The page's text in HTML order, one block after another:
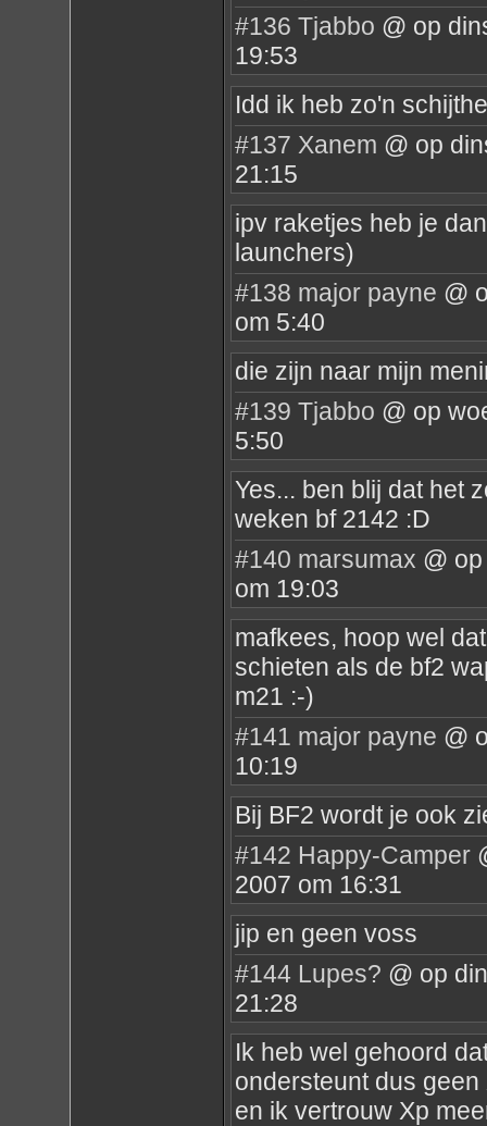
#136 Tjabbo @ op
19:53
Idd ik heb zo'n
#137 Xanem @ op
21:15
ipv raketjes heb je
launchers)
#138 major payne @
om 5:40
die zijn naar mijn
#139 Tjabbo @ op
5:50
Yes... ben blij dat het
weken bf 2142 :D
#140 marsumax @
om 19:03
mafkees, hoop wel
schieten als de bf2
m21 :-)
#141 major payne @
10:19
Bij BF2 wordt je ook
#142 Happy-Camper
2007 om 16:31
jip en geen voss
#144 Lupes? @ op
21:28
Ik heb wel gehoord
ondersteunt dus geen
en ik vertrouw Xp